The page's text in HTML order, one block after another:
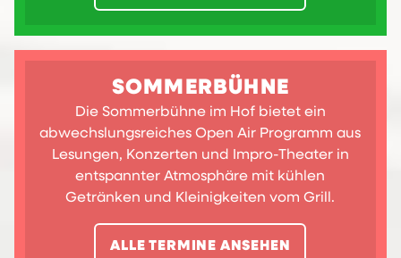
SOMMERBÜHNE
Die Sommerbühne im Hof bietet ein
abwechslungsreiches Open Air Programm aus
Lesungen, Konzerten und Impro-Theater in
entspannter Atmosphäre mit kühlen
Getränken und Kleinigkeiten vom Grill.
ALLE TERMINE ANSEHEN